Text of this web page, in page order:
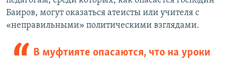
Баиров, могут оказаться атеисты или учителя с
«неправильными» политическими взглядами.
В муфтияте опасаются, что на уроки